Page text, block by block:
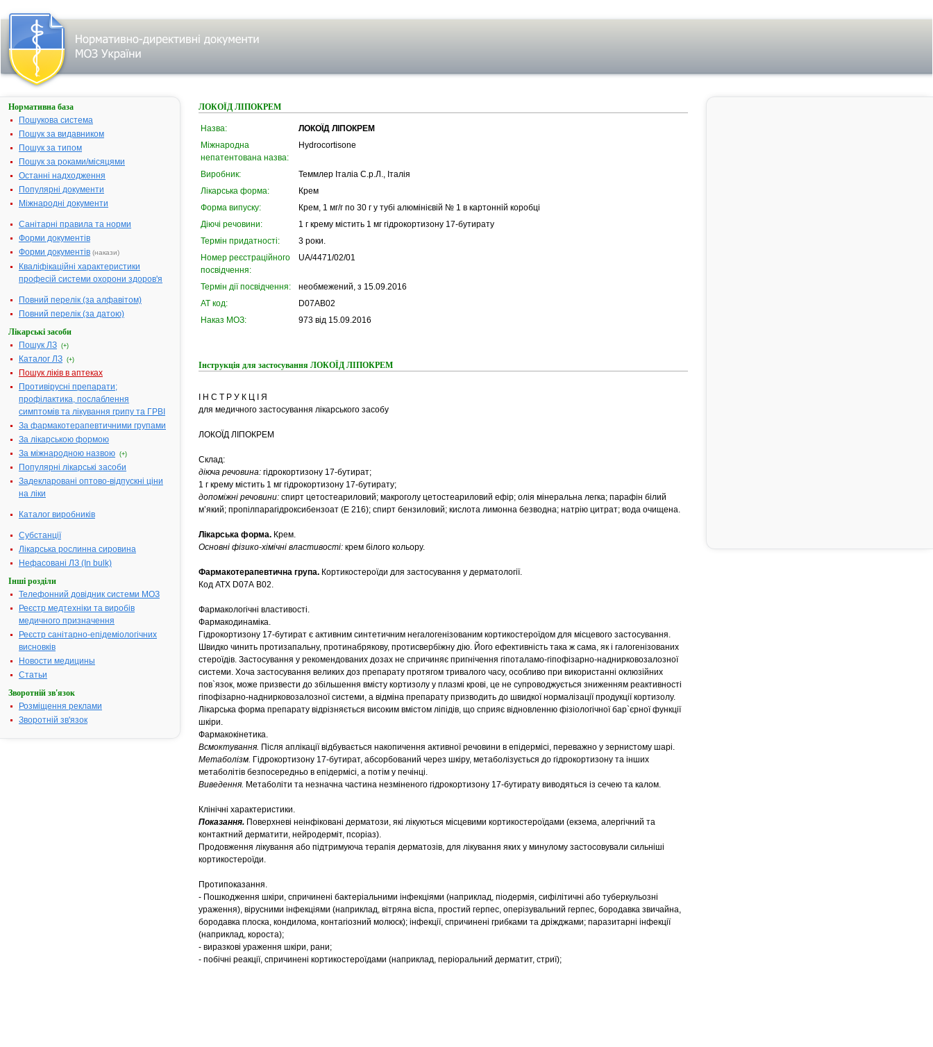
Нормативна база
Пошукова система
Пошук за видавником
Пошук за типом
Пошук за роками/місяцями
Останні надходження
Популярні документи
Міжнародні документи
Санітарні правила та норми
Форми документів
Форми документів (накази)
Кваліфікаційні характеристики
професій системи охорони здоров'я
Повний перелік (за алфавітом)
Повний перелік (за датою)
Лікарські засоби
Пошук ЛЗ (+)
Каталог ЛЗ (+)
Пошук ліків в аптеках
Противірусні препарати;
профілактика, послаблення
симптомів та лікування грипу та ГРВІ
За фармакотерапевтичними групами
За лікарською формою
За міжнародною назвою (+)
Популярні лікарські засоби
Задекларовані оптово-відпускні ціни
на ліки
Каталог виробників
Субстанції
Лікарська рослинна сировина
Нефасовані ЛЗ (In bulk)
Інші розділи
Телефонний довідник системи МОЗ
Реєстр медтехніки та виробів
медичного призначення
Реєстр санітарно-епідеміологічних
висновків
Новости медицины
Статьи
Зворотній зв'язок
Розміщення реклами
Зворотній зв'язок
ЛОКОЇД ЛІПОКРЕМ
Назва:
ЛОКОЇД ЛІПОКРЕМ
Міжнародна
непатентована назва:
Hydrocortisone
Виробник:
Теммлер Італіа С.р.Л., Італія
Лікарська форма:
Крем
Форма випуску:
Крем, 1 мг/г по 30 г у тубі алюмінієвій № 1 в картонній коробці
Діючі речовини:
1 г крему містить 1 мг гідрокортизону 17-бутирату
Термін придатності:
3 роки.
Номер реєстраційного
посвідчення:
UA/4471/02/01
Термін дії посвідчення:
необмежений, з 15.09.2016
АТ код:
D07AB02
Наказ МОЗ:
973 від 15.09.2016
Інструкція для застосування ЛОКОЇД ЛІПОКРЕМ
І Н С Т Р У К Ц І Я
для медичного застосування лікарського засобу
ЛОКОЇД ЛІПОКРЕМ
Склад:
діюча речовина: гідрокортизону 17-бутират;
1 г крему містить 1 мг гідрокортизону 17-бутирату;
допоміжні речовини: спирт цетостеариловий; макроголу цетостеариловий ефір; олія мінеральна легка; парафін білий
м’який; пропілпарагідроксибензоат (Е 216); спирт бензиловий; кислота лимонна безводна; натрію цитрат; вода очищена.
Лікарська форма. Крем.
Основні фізико-хімічні властивості: крем білого кольору.
Фармакотерапевтична група. Кортикостероїди для застосування у дерматології.
Код АТХ D07А B02.
Фармакологічні властивості.
Фармакодинаміка.
Гідрокортизону 17-бутират є активним синтетичним негалогенізованим кортикостероїдом для місцевого застосування.
Швидко чинить протизапальну, протинабрякову, протисвербіжну дію. Його ефективність така ж сама, як і галогенізованих
стероїдів. Застосування у рекомендованих дозах не спричиняє пригнічення гіпоталамо-гіпофізарно-наднирковозалозної
системи. Хоча застосування великих доз препарату протягом тривалого часу, особливо при використанні оклюзійних
пов`язок, може призвести до збільшення вмісту кортизолу у плазмі крові, це не супроводжується зниженням реактивності
гіпофізарно-наднирковозалозної системи, а відміна препарату призводить до швидкої нормалізації продукції кортизолу.
Лікарська форма препарату відрізняється високим вмістом ліпідів, що сприяє відновленню фізіологічної бар`єрної функції
шкіри.
Фармакокінетика.
Всмоктування. Після аплікації відбувається накопичення активної речовини в епідермісі, переважно у зернистому шарі.
Метаболізм. Гідрокортизону 17-бутират, абсорбований через шкіру, метаболізується до гідрокортизону та інших
метаболітів безпосередньо в епідермісі, а потім у печінці.
Виведення. Метаболіти та незначна частина незміненого гідрокортизону 17-бутирату виводяться із сечею та калом.
Клінічні характеристики.
Показання. Поверхневі неінфіковані дерматози, які лікуються місцевими кортикостероїдами (екзема, алергічний та
контактний дерматити, нейродерміт, псоріаз).
Продовження лікування або підтримуюча терапія дерматозів, для лікування яких у минулому застосовували сильніші
кортикостероїди.
Протипоказання.
- Пошкодження шкіри, cпричинені бактеріальними інфекціями (наприклад, піодермія, сифілітичні або туберкульозні
ураження), вірусними інфекціями (наприклад, вітряна віспа, простий герпес, оперізувальний герпес, бородавка звичайна,
бородавка плоска, кондилома, контагіозний молюск); інфекції, спричинені грибками та дріжджами; паразитарні інфекції
(наприклад, короста);
- виразкові ураження шкіри, рани;
- побічні реакції, cпричинені кортикостероїдами (наприклад, періоральний дерматит, стриї);